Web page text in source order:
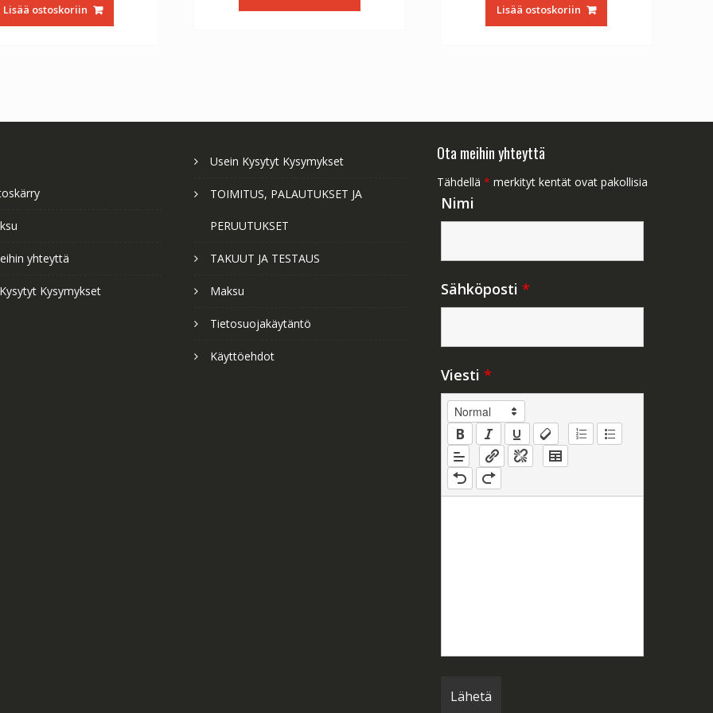
€56.64. €31.47.
Lisää ostoskoriin
€56.64. €31.47.
€56.64. €31.47.
Lisää ostoskoriin
yhteyttä
Kysymykset
Usein Kysytyt Kysymykset
TOIMITUS, PALAUTUKSET JA
PERUUTUKSET
TAKUUT JA TESTAUS
Maksu
Tietosuojakäytäntö
Käyttöehdot
Ota meihin yhteyttä
Tähdellä * merkityt kentät ovat pakollisia
Nimi
Sähköposti *
Viesti *